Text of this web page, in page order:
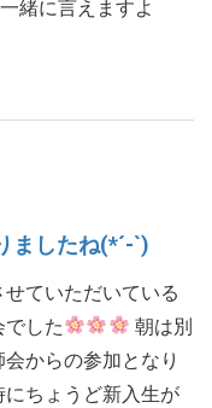
緒に言えますよ
ましたね(*´-`)
ていただいている
した
朝は別
からの参加となり
ちょうど新入生が